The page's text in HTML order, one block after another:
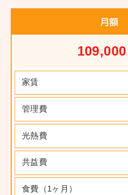
月額
109,000
家賃
管理費
光熱費
共益費
食費（1ヶ月）